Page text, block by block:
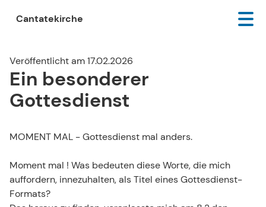
Cantatekirche
Veröffentlicht am 17.02.2026
Ein besonderer
Gottesdienst
MOMENT MAL - Gottesdienst mal anders.
Moment mal ! Was bedeuten diese Worte, die mich
auffordern, innezuhalten, als Titel eines Gottesdienst-
Formats?